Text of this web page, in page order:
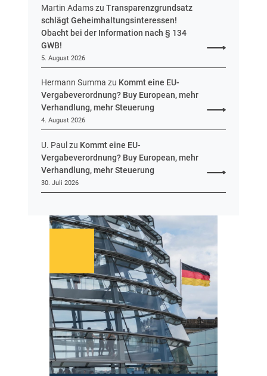
Martin AdamszuTransparenzgrundsatz
schlägt Geheimhaltungsinteressen!
Obacht bei der Information nach § 134
GWB!
5. August 2026
Hermann Summa zu Kommt eine EU-
Vergabeverordnung? Buy European, mehr
Verhandlung, mehr Steuerung
4. August 2026
U. Paulzu Kommt eine EU-
Vergabeverordnung? Buy European, mehr
Verhandlung, mehr Steuerung
30. Juli 2026